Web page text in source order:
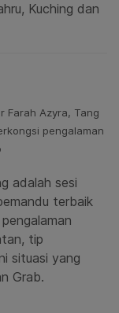
Kuching dan
Farah Azyra, Tang
pengalaman
adalah sesi
terbaik
tip
situasi yang
Grab.